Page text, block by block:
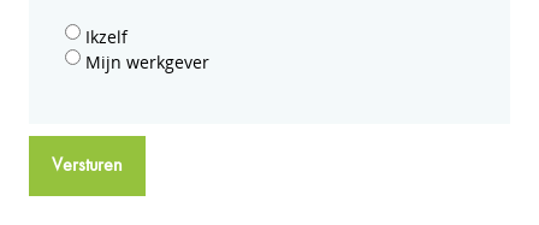
Ikzelf
Mijn werkgever
Versturen